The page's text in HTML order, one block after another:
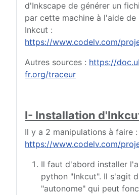
d'Inkscape de générer un
par cette machine à l'aide de
Inkcut :
https://www.codelv.com/
Autres sources : https://
fr.org/traceur
I- Installation
Il y a 2 manipulations à faire :
https://www.codelv.com/
Il faut d'abord installer
python "Inkcut". Il s'agit
"autonome" qui peut